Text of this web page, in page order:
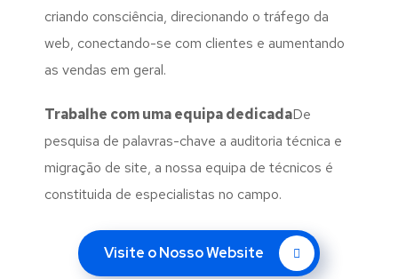
criando consciência, direcionando o tráfego da
web, conectando-se com clientes e aumentando
as vendas em geral.
Trabalhe com umaequipa dedicadaDe
pesquisa de palavras-chave a auditoria técnica e
migração de site, a nossa equipa de técnicos é
constituida de especialistas no campo.
Visite o Nosso Website